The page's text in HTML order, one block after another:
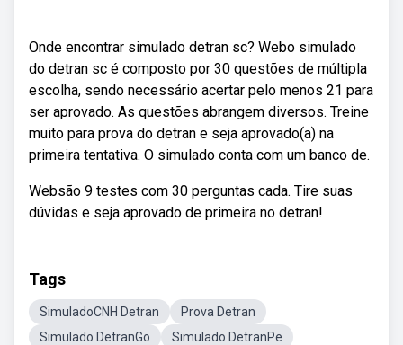
Onde encontrar simulado detran sc? Webo simulado
do detran sc é composto por 30 questões de múltipla
escolha, sendo necessário acertar pelo menos 21 para
ser aprovado. As questões abrangem diversos. Treine
muito para prova do detran e seja aprovado(a) na
primeira tentativa. O simulado conta com um banco de.
Websão 9 testes com 30 perguntas cada. Tire suas
dúvidas e seja aprovado de primeira no detran!
Tags
SimuladoCNH Detran
Prova Detran
Simulado DetranGo
Simulado DetranPe